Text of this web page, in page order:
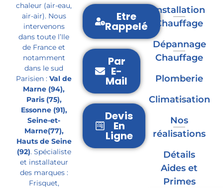
chaleur (air-eau,
air-air). Nous
intervenons
dans toute l’Ile
de France et
notamment
dans le sud
Parisien : Val de
Marne (94),
Paris (75),
Essonne (91),
Seine-et-
Marne(77),
Hauts de Seine
(92). Spécialiste
et installateur
des marques :
Frisquet,
Etre
Rappelé
Par
E-
Mail
Devis
En
Ligne
Installation
Chauffage
Dépannage
Chauffage
Plomberie
Climatisation
Nos
réalisations
Détails
Aides et
Primes